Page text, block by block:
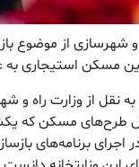
و شهرسازی از
مسکن استیجاری به
نقل از وزارت راه و
برنامه‌های